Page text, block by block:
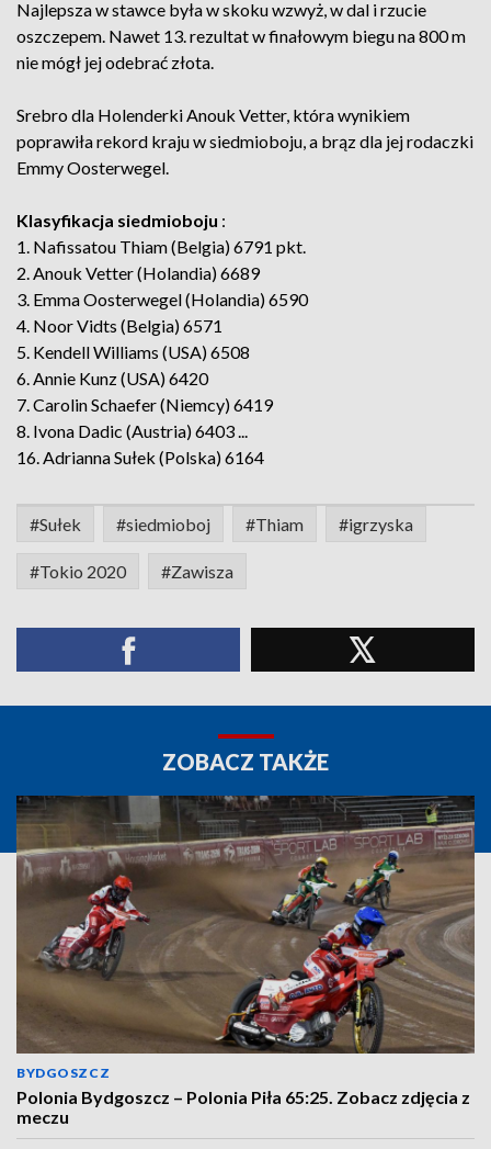
Najlepsza w stawce była w skoku wzwyż, w dal i rzucie
oszczepem. Nawet 13. rezultat w finałowym biegu na 800 m
nie mógł jej odebrać złota.
Srebro dla Holenderki Anouk Vetter, która wynikiem
poprawiła rekord kraju w siedmioboju, a brąz dla jej rodaczki
Emmy Oosterwegel.
Klasyfikacja siedmioboju :
1. Nafissatou Thiam (Belgia) 6791 pkt.
2. Anouk Vetter (Holandia) 6689
3. Emma Oosterwegel (Holandia) 6590
4. Noor Vidts (Belgia) 6571
5. Kendell Williams (USA) 6508
6. Annie Kunz (USA) 6420
7. Carolin Schaefer (Niemcy) 6419
8. Ivona Dadic (Austria) 6403 ...
16. Adrianna Sułek (Polska) 6164
#Sułek #siedmioboj #Thiam #igrzyska
#Tokio 2020 #Zawisza
ZOBACZ TAKŻE
BYDGOSZCZ
Polonia Bydgoszcz – Polonia Piła 65:25. Zobacz zdjęcia z
meczu